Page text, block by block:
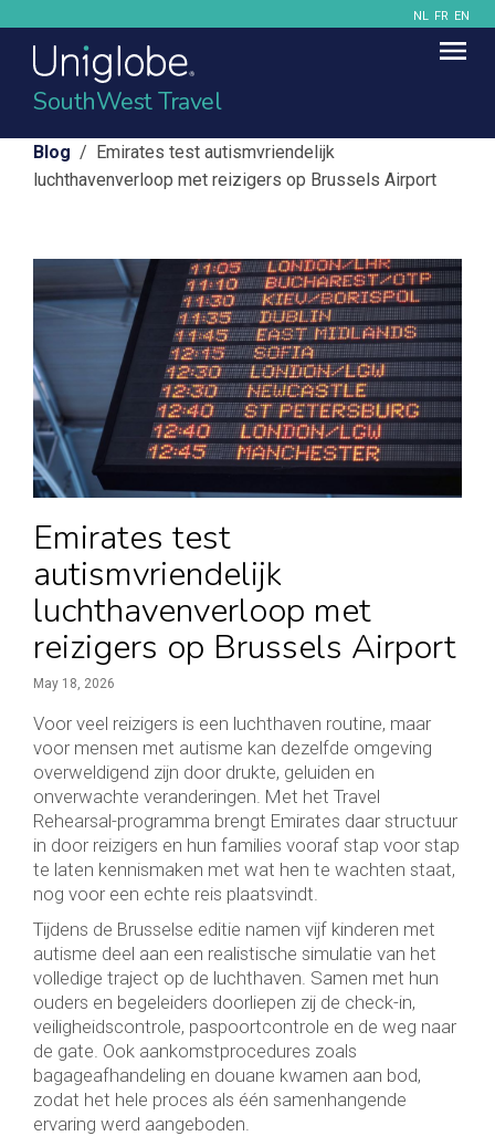
NL FR EN
SouthWest Travel
Blog / Emirates test autismvriendelijk
luchthavenverloop met reizigers op Brussels Airport
Emirates test
autismvriendelijk
luchthavenverloop met
reizigers op Brussels Airport
May 18, 2026
Voor veel reizigers is een luchthaven routine, maar
voor mensen met autisme kan dezelfde omgeving
overweldigend zijn door drukte, geluiden en
onverwachte veranderingen. Met het Travel
Rehearsal-programma brengt Emirates daar structuur
in door reizigers en hun families vooraf stap voor stap
te laten kennismaken met wat hen te wachten staat,
nog voor een echte reis plaatsvindt.
Tijdens de Brusselse editie namen vijf kinderen met
autisme deel aan een realistische simulatie van het
volledige traject op de luchthaven. Samen met hun
ouders en begeleiders doorliepen zij de check-in,
veiligheidscontrole, paspoortcontrole en de weg naar
de gate. Ook aankomstprocedures zoals
bagageafhandeling en douane kwamen aan bod,
zodat het hele proces als één samenhangende
ervaring werd aangeboden.